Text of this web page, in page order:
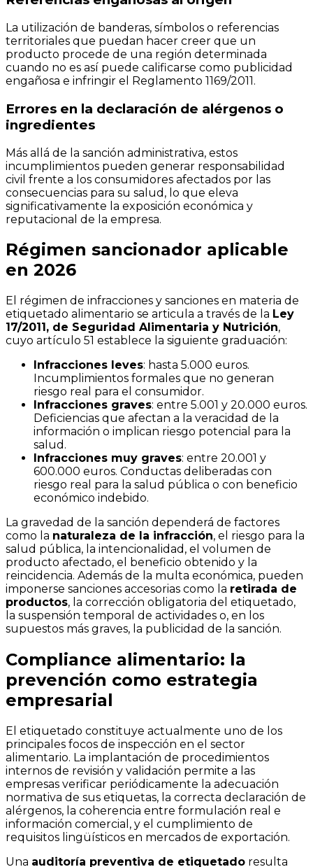
La utilización de banderas, símbolos o referencias
territoriales que puedan hacer creer que un
producto procede de una región determinada
cuando no es así puede calificarse como publicidad
engañosa e infringir el Reglamento 1169/2011.
Errores en la declaración de alérgenos o
ingredientes
Más allá de la sanción administrativa, estos
incumplimientos pueden generar responsabilidad
civil frente a los consumidores afectados por las
consecuencias para su salud, lo que eleva
significativamente la exposición económica y
reputacional de la empresa.
Régimen sancionador aplicable
en 2026
El régimen de infracciones y sanciones en materia de
etiquetado alimentario se articula a través de la Ley
17/2011, de Seguridad Alimentaria y Nutrición,
cuyo artículo 51 establece la siguiente graduación:
Infracciones leves: hasta 5.000 euros.
Incumplimientos formales que no generan
riesgo real para el consumidor.
Infracciones graves: entre 5.001 y 20.000 euros.
Deficiencias que afectan a la veracidad de la
información o implican riesgo potencial para la
salud.
Infracciones muy graves: entre 20.001 y
600.000 euros. Conductas deliberadas con
riesgo real para la salud pública o con beneficio
económico indebido.
La gravedad de la sanción dependerá de factores
como la naturaleza de la infracción, el riesgo para la
salud pública, la intencionalidad, el volumen de
producto afectado, el beneficio obtenido y la
reincidencia. Además de la multa económica, pueden
imponerse sanciones accesorias como la retirada de
productos, la corrección obligatoria del etiquetado,
la suspensión temporal de actividades o, en los
supuestos más graves, la publicidad de la sanción.
Compliance alimentario: la
prevención como estrategia
empresarial
El etiquetado constituye actualmente uno de los
principales focos de inspección en el sector
alimentario. La implantación de procedimientos
internos de revisión y validación permite a las
empresas verificar periódicamente la adecuación
normativa de sus etiquetas, la correcta declaración de
alérgenos, la coherencia entre formulación real e
información comercial, y el cumplimiento de
requisitos lingüísticos en mercados de exportación.
Una auditoría preventiva de etiquetado resulta